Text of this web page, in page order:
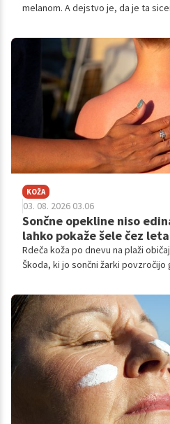
melanom. A dejstvo je, da je ta
KOŽA
03. 08. 2026 03.06
Sončne opekline niso
lahko pokaže šele čez leta
Rdeča koža po dnevu na plaži
Škoda, ki jo sončni žarki povzročijo